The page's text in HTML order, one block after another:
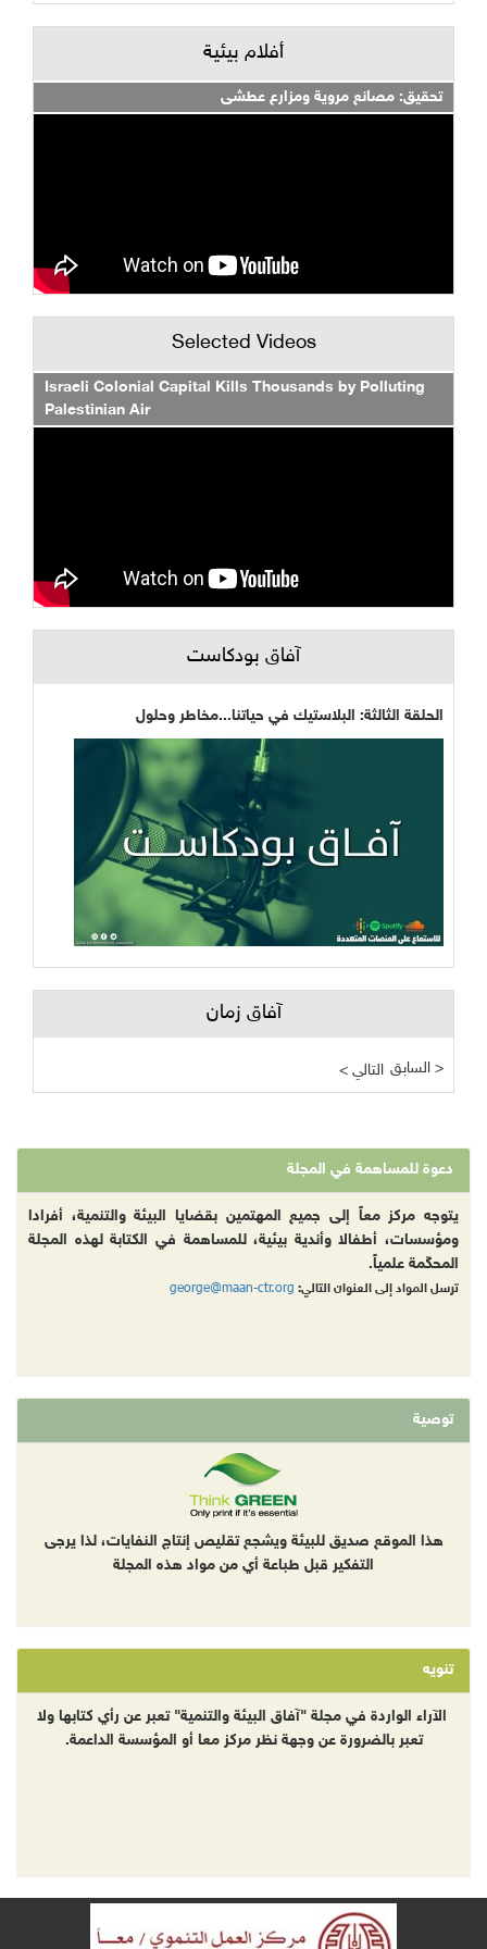
أفلام بيئية
تحقيق: مصانع مروية ومزارع عطشى
Selected Videos
Israeli Colonial Capital Kills Thousands by Polluting
Palestinian Air
آفاق بودكاست
الحلقة الثالثة: البلاستيك في حياتنا...مخاطر وحلول
آفاق زمان
< التالي السابق >
دعوة للمساهمة في المجلة
يتوجه مركز معاً إلى جميع المهتمين بقضايا البيئة والتنمية، أفرادا
ومؤسسات، أطفالا وأندية بيئية، للمساهمة في الكتابة لهذه المجلة
المحكّمة علمياً.
ترسل المواد إلى العنوان التالي: george@maan-ctr.org
توصية
هذا الموقع صديق للبيئة ويشجع تقليص إنتاج النفايات، لذا يرجى
التفكير قبل طباعة أي من مواد هذه المجلة
تنويه
الآراء الواردة في مجلة "آفاق البيئة والتنمية" تعبر عن رأي كتابها ولا
تعبر بالضرورة عن وجهة نظر مركز معا أو المؤسسة الداعمة.